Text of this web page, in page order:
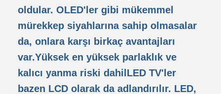
oldular. OLED'ler gibi mükemmel
mürekkep siyahlarına sahip olmasalar
da, onlara karşı birkaç avantajları
var.Yüksek en yüksek parlaklık ve
kalıcı yanma riski dahilLED TV'ler
bazen LCD olarak da adlandırılır. LED,